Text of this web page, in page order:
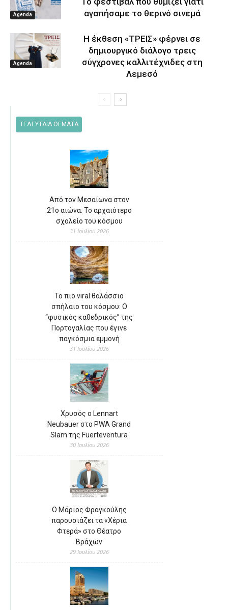
Agenda
αγαπήσαμε το θερινό σινεμά
Agenda
Η έκθεση «ΤΡΕΙΣ» φέρνει σε
δημιουργικό διάλογο τρεις
σύγχρονες καλλιτέχνιδες στη
Λεμεσό
ΤΕΛΕΥΤΑΙΑ ΘΕΜΑΤΑ
Από τον Μεσαίωνα στον
21ο αιώνα: Το αρχαιότερο
σχολείο του κόσμου
31 Ιουλίου 2026
Το πιο viral θαλάσσιο
σπήλαιο του κόσμου: Ο
“φυσικός καθεδρικός” της
Πορτογαλίας που έγινε
παγκόσμια εμμονή
31 Ιουλίου 2026
Χρυσός ο Lennart
Neubauer στο PWA Grand
Slam της Fuerteventura
30 Ιουλίου 2026
Ο Μάριος Φραγκούλης
παρουσιάζει τα «Χέρια
Φτερά» στο Θέατρο
Βράχων
29 Ιουλίου 2026